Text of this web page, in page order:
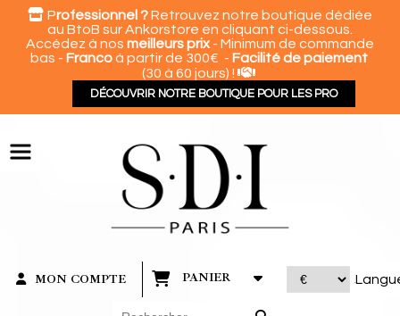
 Professionnel ?Retrouvez notre boutique dédiée
au BtoB sur Ankorstore en cliquant ci-dessous.
Accédez à nos meilleurs prix- Minimum de commande
bas - Francoà partir de 300€ - Facilité de paiement
(30 à 60 jours) ! 
DÉCOUVRIR NOTRE BOUTIQUE POUR LES PRO
MON COMPTE PANIER
Panneau de gestion des cookies